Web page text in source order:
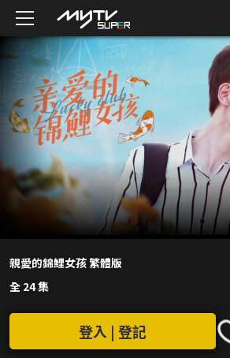
親愛的錦鯉女孩 繁體版
全 24 集
登入 | 登記